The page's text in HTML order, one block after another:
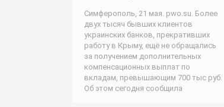
Симферополь, 21 мая. pwo.su. Более
двух тысяч бывших клиентов
украинских банков, прекративших
работу в Крыму, ещё не обращались
за получением дополнительных
компенсационных выплат по
вкладам, превышающим 700 тыс руб.
Об этом сегодня сообщила